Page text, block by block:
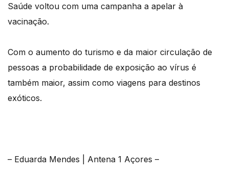
Saúde voltou com uma campanha a apelar à
vacinação.
Com o aumento do turismo e da maior circulação de
pessoas a probabilidade de exposição ao vírus é
também maior, assim como viagens para destinos
exóticos.
– Eduarda Mendes | Antena 1 Açores –